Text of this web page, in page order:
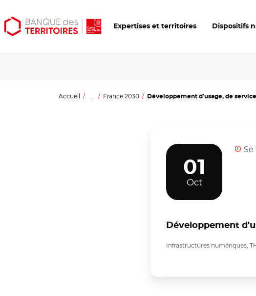
Aller
au
Aller
au
Ouvrir
les
Expertises et territoires Dispositifs
Accueil ... France 2030 Développement d'usage, de
01
Oct
Développement
Infrastructures numériques,